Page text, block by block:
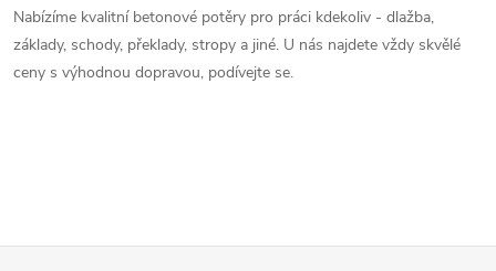
v
l
c
Nabízíme kvalitní betonové potěry pro práci kdekoliv - dlažba,
základy, schody, překlady, stropy a jiné. U nás najdete vždy skvělé
ceny s výhodnou dopravou, podívejte se.